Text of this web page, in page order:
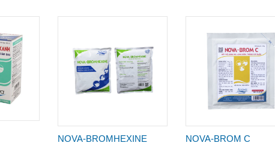
NOVA-BROMHEXINE NOVA-BROM C